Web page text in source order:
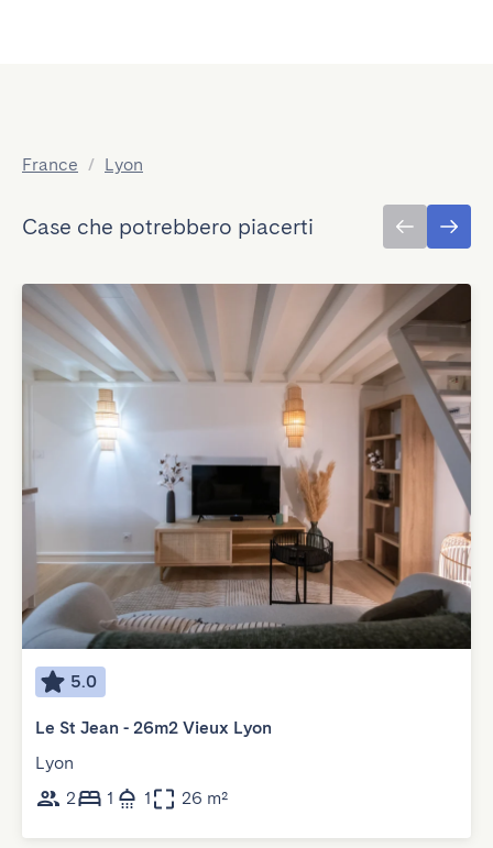
France / Lyon
Case che potrebbero piacerti
5.0
Le St Jean - 26m2 Vieux Lyon
Lyon
2
1 1 26 m²